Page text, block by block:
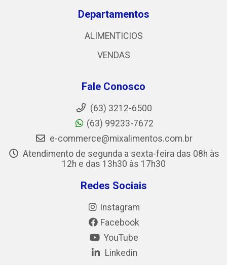
Departamentos
ALIMENTICIOS
VENDAS
Fale Conosco
(63) 3212-6500
(63) 99233-7672
e-commerce@mixalimentos.com.br
Atendimento de segunda a sexta-feira das 08h às
12h e das 13h30 às 17h30
Redes Sociais
Instagram
Facebook
YouTube
Linkedin